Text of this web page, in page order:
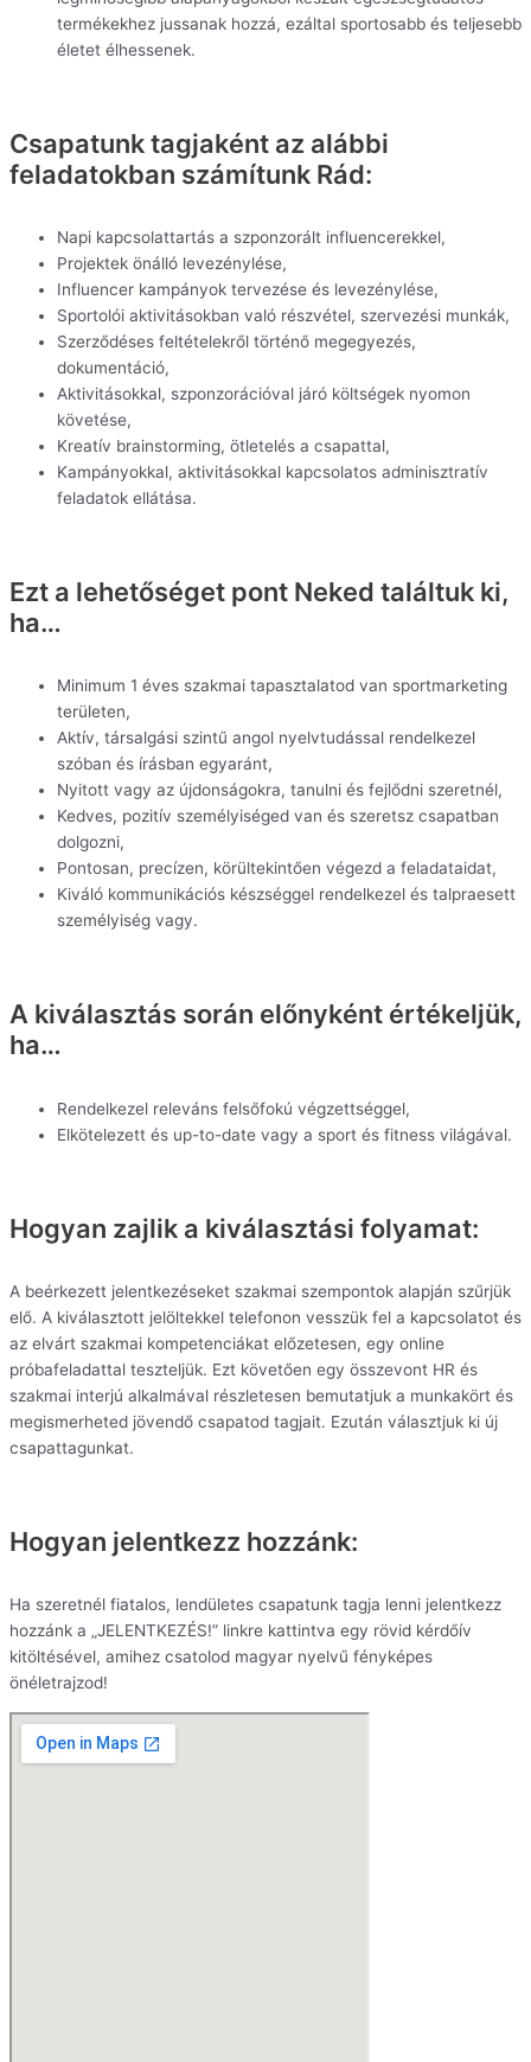
termékekhez jussanak hozzá, ezáltal sportosabb és teljesebb
életet élhessenek.
Csapatunk tagjaként az alábbi
feladatokban számítunk Rád:
Napi kapcsolattartás a szponzorált influencerekkel,
Projektek önálló levezénylése,
Influencer kampányok tervezése és levezénylése,
Sportolói aktivitásokban való részvétel, szervezési munkák,
Szerződéses feltételekről történő megegyezés,
dokumentáció,
Aktivitásokkal, szponzorációval járó költségek nyomon
követése,
Kreatív brainstorming, ötletelés a csapattal,
Kampányokkal, aktivitásokkal kapcsolatos adminisztratív
feladatok ellátása.
Ezt a lehetőséget pont Neked találtuk ki,
ha…
Minimum 1 éves szakmai tapasztalatod van sportmarketing
területen,
Aktív, társalgási szintű angol nyelvtudással rendelkezel
szóban és írásban egyaránt,
Nyitott vagy az újdonságokra, tanulni és fejlődni szeretnél,
Kedves, pozitív személyiséged van és szeretsz csapatban
dolgozni,
Pontosan, precízen, körültekintően végezd a feladataidat,
Kiváló kommunikációs készséggel rendelkezel és talpraesett
személyiség vagy.
A kiválasztás során előnyként értékeljük,
ha…
Rendelkezel releváns felsőfokú végzettséggel,
Elkötelezett és up-to-date vagy a sport és fitness világával.
Hogyan zajlik a kiválasztási folyamat:
A beérkezett jelentkezéseket szakmai szempontok alapján szűrjük
elő. A kiválasztott jelöltekkel telefonon vesszük fel a kapcsolatot és
az elvárt szakmai kompetenciákat előzetesen, egy online
próbafeladattal teszteljük. Ezt követően egy összevont HR és
szakmai interjú alkalmával részletesen bemutatjuk a munkakört és
megismerheted jövendő csapatod tagjait. Ezután választjuk ki új
csapattagunkat.
Hogyan jelentkezz hozzánk:
Ha szeretnél fiatalos, lendületes csapatunk tagja lenni jelentkezz
hozzánk a „JELENTKEZÉS!” linkre kattintva egy rövid kérdőív
kitöltésével, amihez csatolod magyar nyelvű fényképes
önéletrajzod!